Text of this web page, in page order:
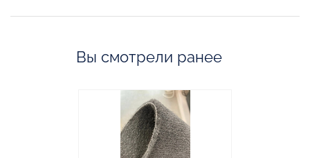
Вы смотрели ранее